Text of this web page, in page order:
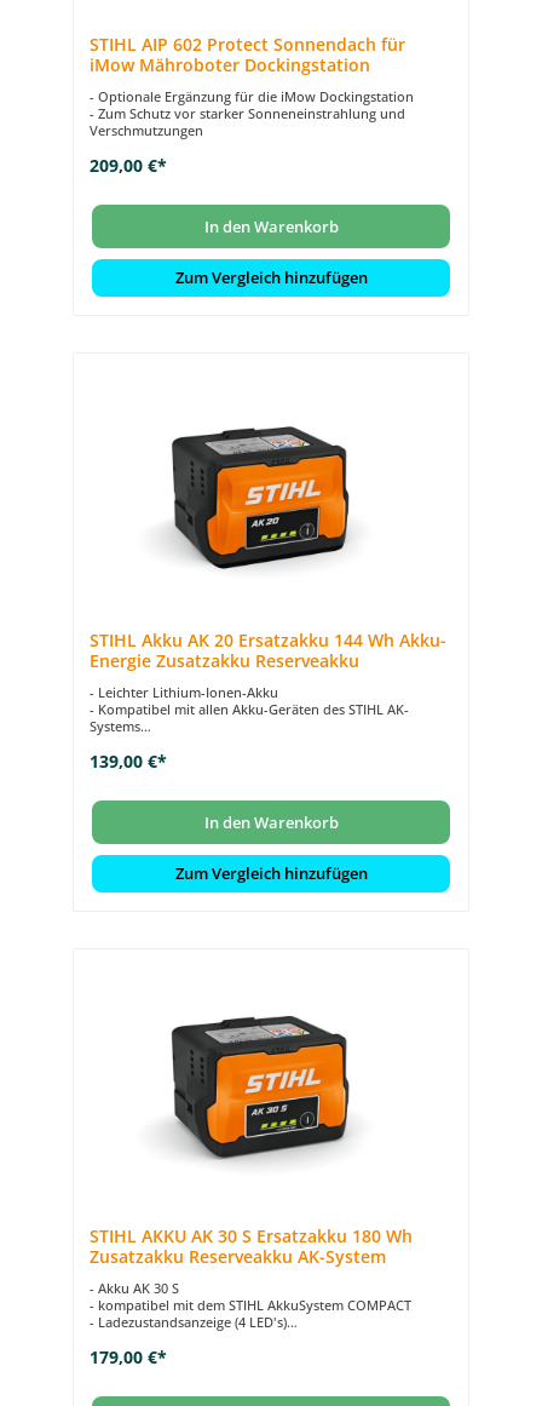
STIHL AIP 602 Protect Sonnendach für
iMow Mähroboter Dockingstation
- Optionale Ergänzung für die iMow Dockingstation
- Zum Schutz vor starker Sonneneinstrahlung und
Verschmutzungen
209,00 €*
In den Warenkorb
Zum Vergleich hinzufügen
STIHL Akku AK 20 Ersatzakku 144 Wh Akku-
Energie Zusatzakku Reserveakku
- Leichter Lithium-Ionen-Akku
- Kompatibel mit allen Akku-Geräten des STIHL AK-
Systems
Energie-Inhalten
139,00 €*
In den Warenkorb
Zum Vergleich hinzufügen
STIHL AKKU AK 30 S Ersatzakku 180 Wh
Zusatzakku Reserveakku AK-System
- Akku AK 30 S
- kompatibel mit dem STIHL AkkuSystem COMPACT
- Ladezustandsanzeige (4 LED's)
179,00 €*